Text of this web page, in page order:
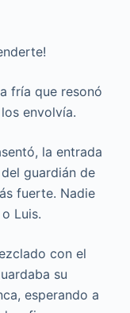
fría que resonó
envolvía.
la entrada
guardián de
fuerte. Nadie
Luis.
con el
su
esperando a